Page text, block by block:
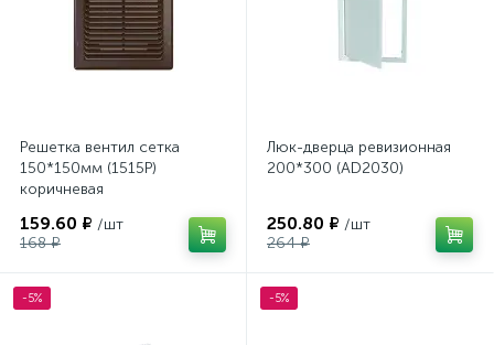
Решетка вентил сетка
150*150мм (1515Р)
коричневая
159.60 ₽ /шт
168 ₽
Люк-дверца ревизионная
200*300 (AD2030)
250.80 ₽ /шт
264 ₽
-5% -5%